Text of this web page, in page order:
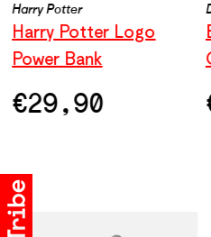
Harry Potter
Harry Potter Logo
Power Bank
€29,90
DC Comics
Wonder Woman
Chiavetta USB
€17,90